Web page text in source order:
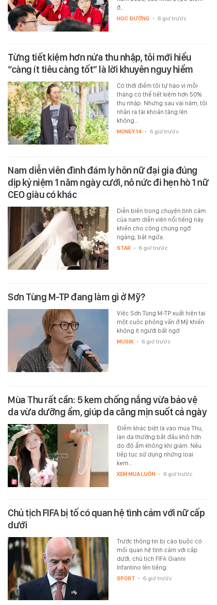
ở…
HỌC ĐƯỜNG - 6 giờ trước
Từng tiết kiệm hơn nửa thu nhập, tôi mới hiểu
“càng ít tiêu càng tốt” là lời khuyên nguy hiểm
Có thời điểm tôi tự hào vì mỗi
tháng có thể tiết kiệm hơn 50%
thu nhập. Nhưng sau vài năm, tôi
nhận ra tài khoản tăng lên
không…
MONEY.14 - 6 giờ trước
Nam diễn viên đình đám ly hôn nữ đại gia đúng
dịp kỷ niệm 1 năm ngày cưới, nô nức đi hẹn hò 1 nữ
CEO giàu có khác
Diễn biến trong chuyện tình cảm
của nam diễn viên nổi tiếng này
khiến cho công chúng ngỡ
ngàng, bật ngửa.
STAR - 6 giờ trước
Sơn Tùng M-TP đang làm gì ở Mỹ?
Việc Sơn Tùng M-TP xuất hiện tại
một cuộc phỏng vấn ở Mỹ khiến
không ít người bất ngờ.
MUSIK - 6 giờ trước
Mùa Thu rất cần: 5 kem chống nắng vừa bảo vệ
da vừa dưỡng ẩm, giúp da căng mịn suốt cả ngày
Điểm khác biệt là vào mùa Thu,
làn da thường bắt đầu khô hơn
do độ ẩm không khí giảm. Nếu
tiếp tục sử dụng những loại
kem…
XEM MUA LUÔN - 6 giờ trước
Chủ tịch FIFA bị tố có quan hệ tình cảm với nữ cấp
dưới
Trước thông tin bị cáo buộc có
mối quan hệ tình cảm với cấp
dưới, chủ tịch FIFA Gianni
Infantino lên tiếng.
SPORT - 6 giờ trước